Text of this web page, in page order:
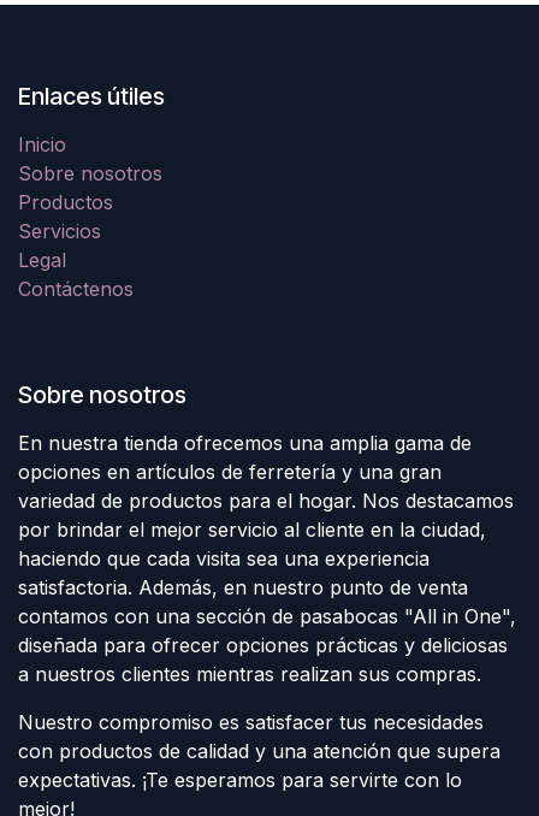
Enlaces útiles
Inicio
Sobre nosotros
Productos
Servicios
Legal
Contáctenos
Sobre nosotros
En nuestra tienda ofrecemos una amplia gama de
opciones en artículos de ferretería y una gran
variedad de productos para el hogar. Nos destacamos
por brindar el mejor servicio al cliente en la ciudad,
haciendo que cada visita sea una experiencia
satisfactoria. Además, en nuestro punto de venta
contamos con una sección de pasabocas "All in One",
diseñada para ofrecer opciones prácticas y deliciosas
a nuestros clientes mientras realizan sus compras.
Nuestro compromiso es satisfacer tus necesidades
con productos de calidad y una atención que supera
expectativas. ¡Te esperamos para servirte con lo
mejor!